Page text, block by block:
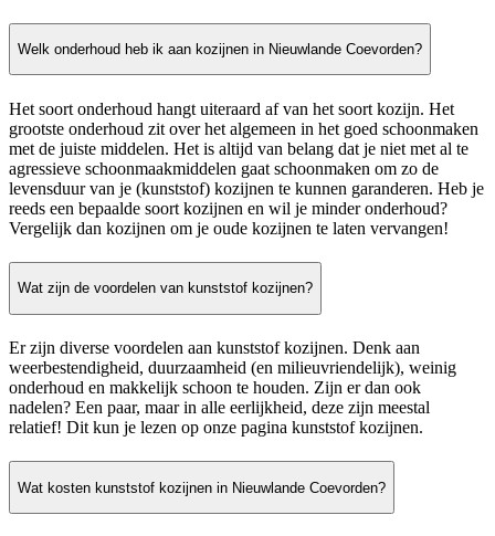
Welk onderhoud heb ik aan kozijnen in Nieuwlande Coevorden?
Het soort onderhoud hangt uiteraard af van het soort kozijn. Het
grootste onderhoud zit over het algemeen in het goed schoonmaken
met de juiste middelen. Het is altijd van belang dat je niet met al te
agressieve schoonmaakmiddelen gaat schoonmaken om zo de
levensduur van je (kunststof) kozijnen te kunnen garanderen. Heb je
reeds een bepaalde soort kozijnen en wil je minder onderhoud?
Vergelijk dan kozijnen om je oude kozijnen te laten vervangen!
Wat zijn de voordelen van kunststof kozijnen?
Er zijn diverse voordelen aan kunststof kozijnen. Denk aan
weerbestendigheid, duurzaamheid (en milieuvriendelijk), weinig
onderhoud en makkelijk schoon te houden. Zijn er dan ook
nadelen? Een paar, maar in alle eerlijkheid, deze zijn meestal
relatief! Dit kun je lezen op onze pagina kunststof kozijnen.
Wat kosten kunststof kozijnen in Nieuwlande Coevorden?